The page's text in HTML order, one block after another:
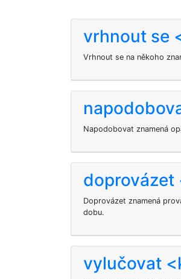
vrhnout se
Vrhnout se na někoho
Napodobovat znamená
doprovázet
Doprovázet znamená
dobu.
vylučovat